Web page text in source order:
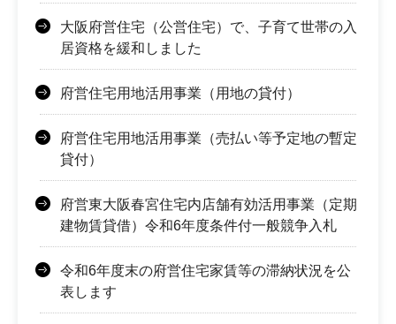
大阪府営住宅（公営住宅）で、子育て世帯の入
居資格を緩和しました
府営住宅用地活用事業（用地の貸付）
府営住宅用地活用事業（売払い等予定地の暫定
貸付）
府営東大阪春宮住宅内店舗有効活用事業（定期
建物賃貸借）令和6年度条件付一般競争入札
令和6年度末の府営住宅家賃等の滞納状況を公
表します